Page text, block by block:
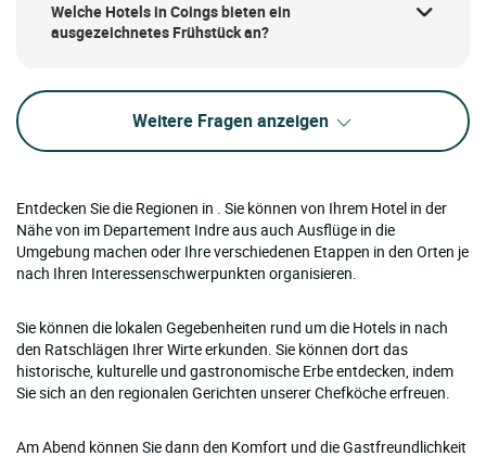
Welche Hotels in Coings bieten ein
ausgezeichnetes Frühstück an?
Weitere Fragen anzeigen
Entdecken Sie die Regionen in . Sie können von Ihrem Hotel in der
Nähe von im Departement Indre aus auch Ausflüge in die
Umgebung machen oder Ihre verschiedenen Etappen in den Orten je
nach Ihren Interessenschwerpunkten organisieren.
Sie können die lokalen Gegebenheiten rund um die Hotels in nach
den Ratschlägen Ihrer Wirte erkunden. Sie können dort das
historische, kulturelle und gastronomische Erbe entdecken, indem
Sie sich an den regionalen Gerichten unserer Chefköche erfreuen.
Am Abend können Sie dann den Komfort und die Gastfreundlichkeit